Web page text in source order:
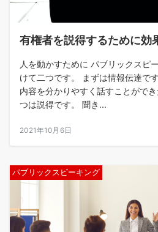
有権者を説得するために効
人を動かすために パブリックスピ
けて二つです。 まずは情報伝達で
内容を分かりやすく話すことがで
つは説得です。 聞き...
2021年10月6日
パブリックスピーキング